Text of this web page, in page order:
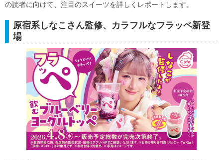
の読者に向けて、注目のスイーツを詳しくレポートします。
原宿系しなこさん監修、カラフルなフラッペ新登
場